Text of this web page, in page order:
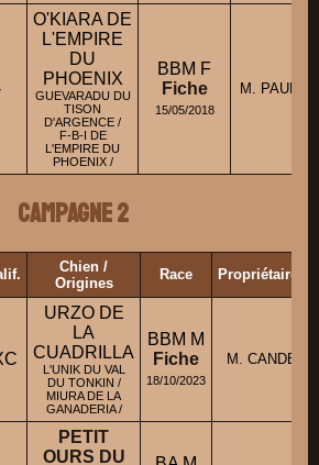
O'KIARA DE
L'EMPIRE
DU
PHOENIX
GUEVARADU DU
TISON
D'ARGENCE /
F-B-I DE
L'EMPIRE DU
PHOENIX /
BBM F
Fiche
15/05/2018
M.
Campagne 2
Chien /
Origines
Race Propriétaire/
URZO DE
LA
CUADRILLA
L'UNIK DU VAL
DU TONKIN /
MIURA DE LA
GANADERIA /
BBM M
Fiche
18/10/2023
M.
PETIT
OURS DU